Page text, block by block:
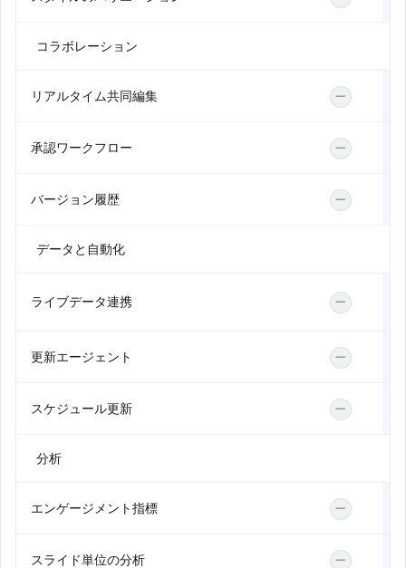
コラボレーション
リアルタイム共同編集 —
承認ワークフロー —
バージョン履歴 —
データと自動化
ライブデータ連携 —
更新エージェント —
スケジュール更新 —
分析
エンゲージメント指標 —
スライド単位の分析 —